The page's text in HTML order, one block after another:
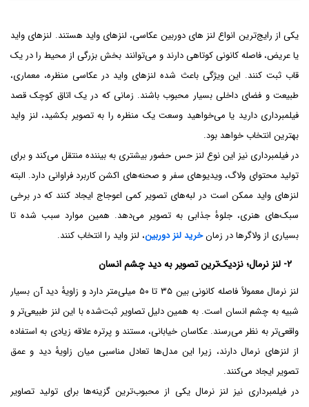
یکی از رایج‌ترین انواع لنز های دوربین عکاسی، لنزهای واید هستند. لنزهای واید
یا عریض، فاصله کانونی کوتاهی دارند و می‌توانند بخش بزرگی از محیط را در یک
قاب ثبت کنند. این ویژگی باعث شده لنزهای واید در عکاسی منظره، معماری،
طبیعت و فضای داخلی بسیار محبوب باشند. زمانی که در یک اتاق کوچک قصد
فیلمبرداری دارید یا می‌خواهید وسعت یک منظره را به تصویر بکشید، لنز واید
بهترین انتخاب خواهد بود.
در فیلمبرداری نیز این نوع لنز حس حضور بیشتری به بیننده منتقل می‌کند و برای
تولید محتوای ولاگ، ویدیوهای سفر و صحنه‌های اکشن کاربرد فراوانی دارد. البته
لنزهای واید ممکن است در لبه‌های تصویر کمی اعوجاج ایجاد کنند که در برخی
سبک‌های هنری، جلوۀ جذابی به تصویر می‌دهد. همین موارد سبب شده تا
بسیاری از ولاگرها در زمانخرید لنز دوربین، لنز واید را انتخاب کنند.
۲- لنز نرمال؛ نزدیک‌ترین تصویر به دید چشم انسان
لنز نرمال معمولاً فاصله کانونی بین ۳۵ تا ۵۰ میلی‌متر دارد و زاویۀ دید آن بسیار
شبیه به چشم انسان است. به همین دلیل تصاویر ثبت‌شده با این لنز طبیعی‌تر و
واقعی‌تر به نظر می‌رسند. عکاسان خیابانی، مستند و پرتره علاقه زیادی به استفاده
از لنزهای نرمال دارند، زیرا این مدل‌ها تعادل مناسبی میان زاویۀ دید و عمق
تصویر ایجاد می‌کنند.
در فیلمبرداری نیز لنز نرمال یکی از محبوب‌ترین گزینه‌ها برای تولید تصاویر